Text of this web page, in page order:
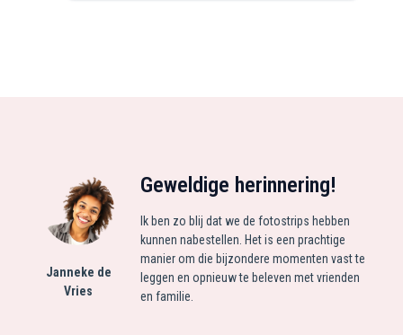
Janneke de
Vries
Geweldige herinnering!
Ik ben zo blij dat we de fotostrips hebben
kunnen nabestellen. Het is een prachtige
manier om die bijzondere momenten vast te
leggen en opnieuw te beleven met vrienden
en familie.